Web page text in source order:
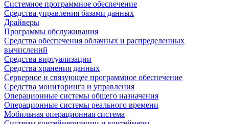
Системное программное обеспечение
Средства управления базами данных
Драйверы
Программы обслуживания
Средства обеспечения облачных и распределенных
вычислений
Средства виртуализации
Средства хранения данных
Серверное и связующее программное обеспечение
Средства мониторинга и управления
Операционные системы общего назначения
Операционные системы реального времени
Мобильная операционная система